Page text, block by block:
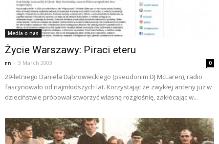
Media o nas
Życie Warszawy: Piraci eteru
rn - 3 March 2003 0
29-letniego Daniela Dąbrowieckiego (pseudonim DJ McLaren), radio
fascynowało od najmłodszych lat. Korzystając ze zwykłej anteny już w
dzieciństwie próbował stworzyć własną rozgłośnię, zakłócając w...